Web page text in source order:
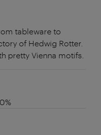
tableware to
of Hedwig Rotter.
pretty Vienna motifs.